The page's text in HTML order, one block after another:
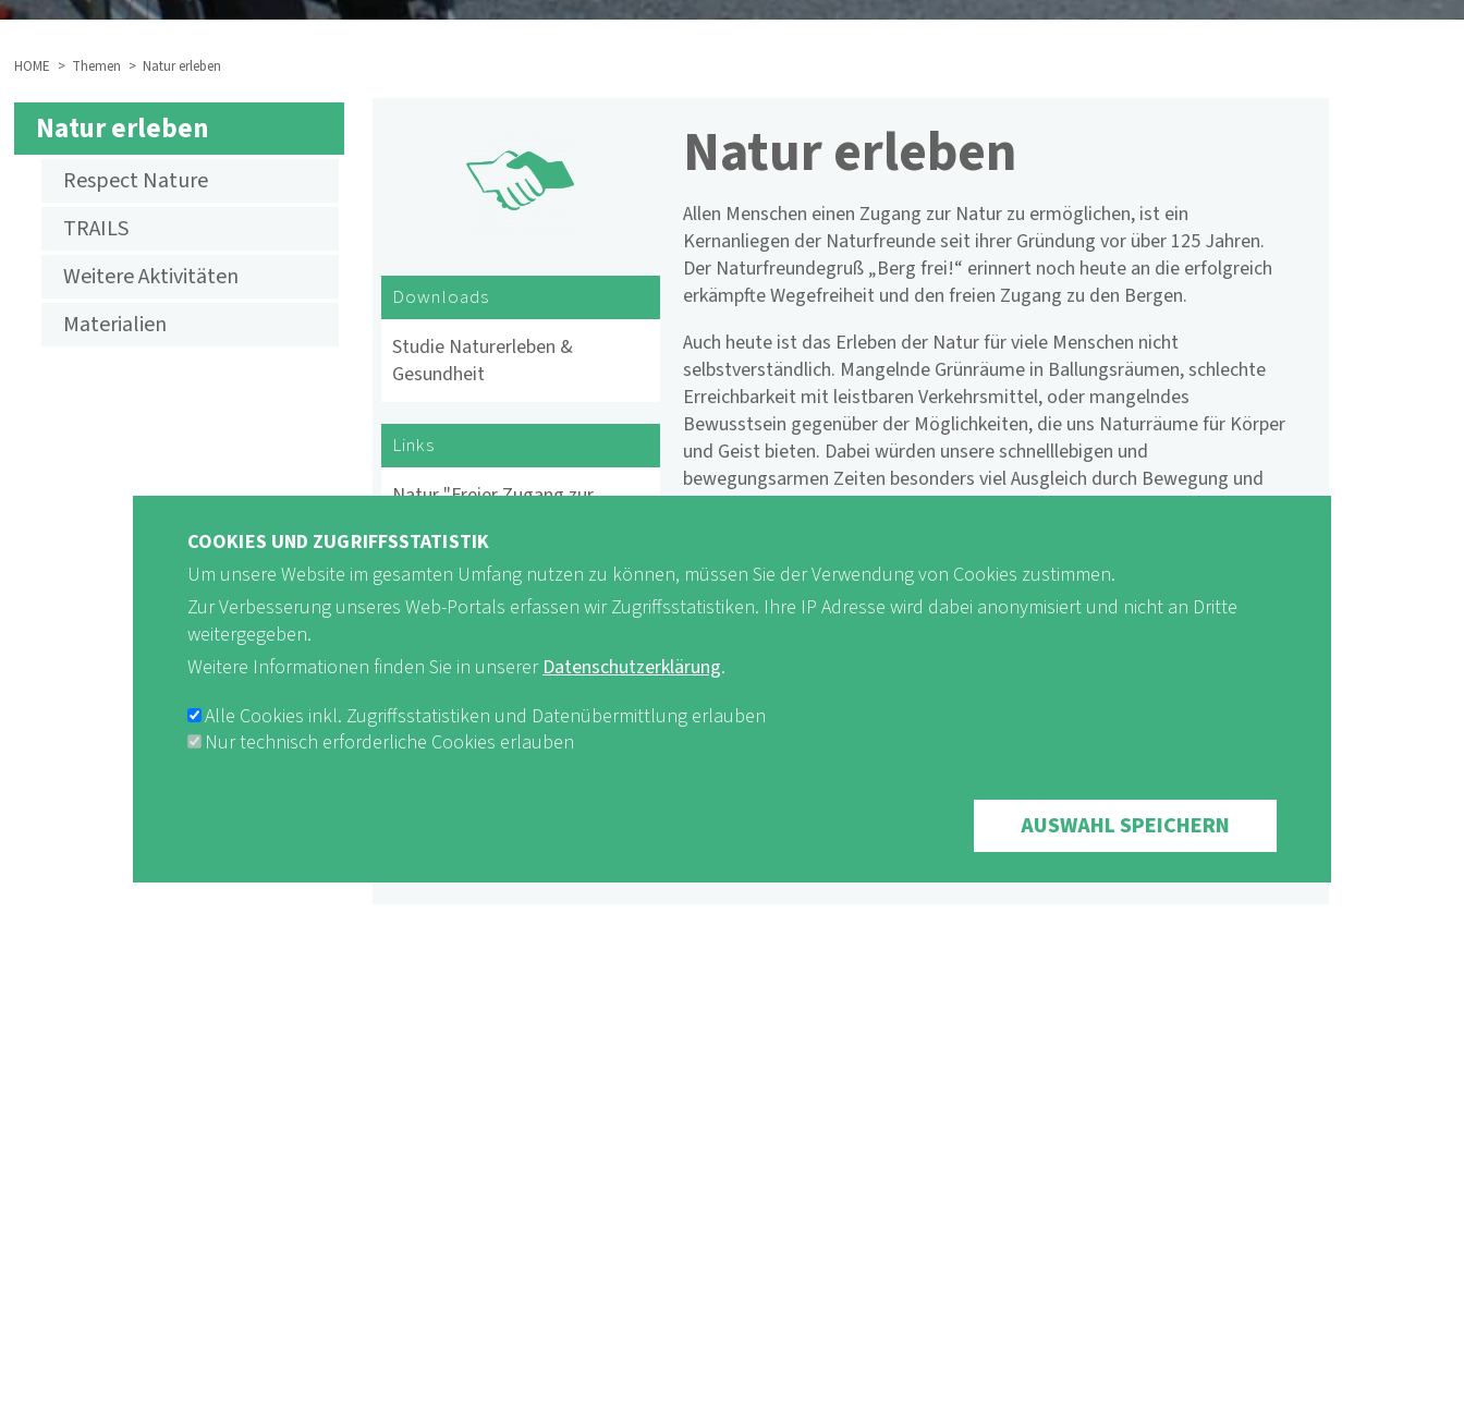
BREADCRUMB
HOME Themen Natur erleben
SUBMENU
AKTIVITÄTEN
NATUR
ERLEBEN
Natur erleben
Respect Nature
TRAILS
Weitere Aktivitäten
Materialien
Downloads
Studie Naturerleben &
Gesundheit
Links
Natur "Freier Zugang zur
Naturfreunde Österreich
"Umwelt"
Natur erleben
Allen Menschen einen Zugang zur Natur zu ermöglichen, ist ein
Kernanliegen der Naturfreunde seit ihrer Gründung vor über 125 Jahren.
Der Naturfreundegruß „Berg frei!“ erinnert noch heute an die erfolgreich
erkämpfte Wegefreiheit und den freien Zugang zu den Bergen.
Auch heute ist das Erleben der Natur für viele Menschen nicht
selbstverständlich. Mangelnde Grünräume in Ballungsräumen, schlechte
Erreichbarkeit mit leistbaren Verkehrsmittel, oder mangelndes
Bewusstsein gegenüber der Möglichkeiten, die uns Naturräume für Körper
und Geist bieten. Dabei würden unsere schnelllebigen und
bewegungsarmen Zeiten besonders viel Ausgleich durch Bewegung und
der Natur zu fördern, sondern auch das Bewusstsein für einen
respektvollen Umgang mit der Natur und die Verbindung mit unserer
Hier ein Überblick über unsere
COOKIES UND ZUGRIFFSSTATISTIK
Um unsere Website im gesamten Umfang nutzen zu können, müssen Sie der Verwendung von Cookies zustimmen.
Zur Verbesserung unseres Web-Portals erfassen wir Zugriffsstatistiken. Ihre IP Adresse wird dabei anonymisiert und nicht an Dritte
weitergegeben.
Weitere Informationen finden Sie in unsererDatenschutzerklärung.
Alle Cookies inkl. Zugriffsstatistiken und Datenübermittlung erlauben
Nur technisch erforderliche Cookies erlauben
AUSWAHL SPEICHERN